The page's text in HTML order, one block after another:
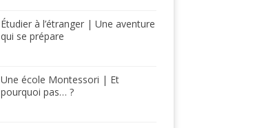
Étudier à l’étranger | Une aventure
qui se prépare
Une école Montessori | Et
pourquoi pas… ?